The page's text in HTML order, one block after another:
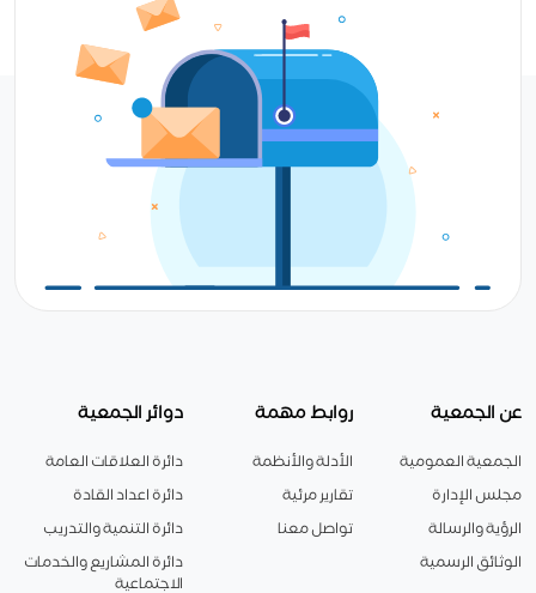
عن الجمعية
الجمعية العمومية
مجلس الإدارة
الرؤية والرسالة
الوثائق الرسمية
روابط مهمة
الأدلة والأنظمة
تقارير مرئية
تواصل معنا
دوائر الجمعية
دائرة العلاقات العامة
دائرة اعداد القادة
دائرة التنمية والتدريب
دائرة المشاريع والخدمات
الاجتماعية